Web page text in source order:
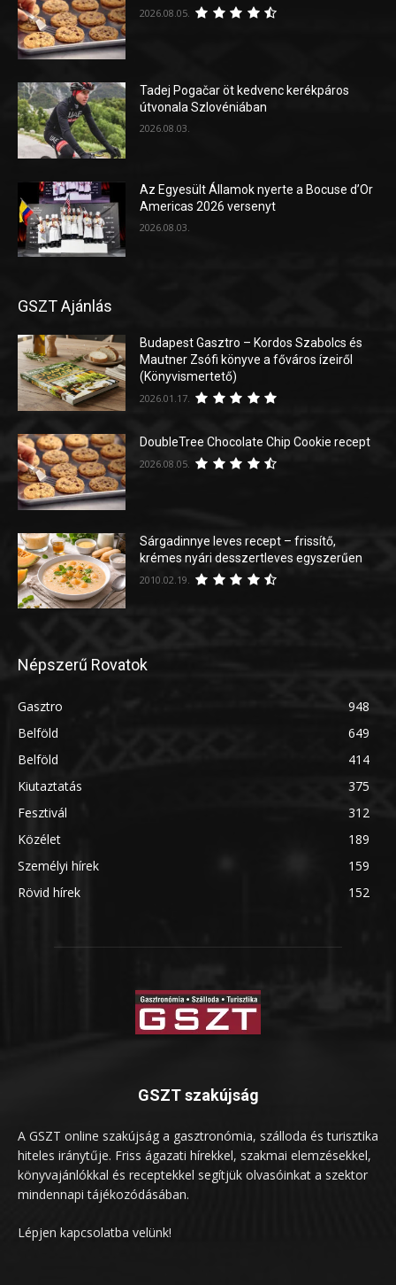
2026.08.05.
Tadej Pogačar öt kedvenc kerékpáros
útvonala Szlovéniában
2026.08.03.
Az Egyesült Államok nyerte a Bocuse d’Or
Americas 2026 versenyt
2026.08.03.
GSZT Ajánlás
Budapest Gasztro – Kordos Szabolcs és
Mautner Zsófi könyve a főváros ízeiről
(Könyvismertető)
2026.01.17.
DoubleTree Chocolate Chip Cookie recept
2026.08.05.
Sárgadinnye leves recept – frissítő,
krémes nyári desszertleves egyszerűen
2010.02.19.
Népszerű Rovatok
Gasztro
948
Belföld
649
Belföld
414
Kiutaztatás
375
Fesztivál
312
Közélet
189
Személyi hírek
159
Rövid hírek
152
GSZT szakújság
A GSZT online szakújság a gasztronómia, szálloda és turisztika
hiteles iránytűje. Friss ágazati hírekkel, szakmai elemzésekkel,
könyvajánlókkal és receptekkel segítjük olvasóinkat a szektor
mindennapi tájékozódásában.
Lépjen kapcsolatba velünk!